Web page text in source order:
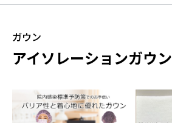
ガウン
アイソレーションガウン